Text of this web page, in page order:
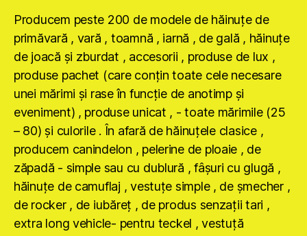
Producem peste 200 de modele de hăinuţe de
primăvară , vară , toamnă , iarnă , de gală , hăinuţe
de joacă şi zburdat , accesorii , produse de lux ,
produse pachet (care conţin toate cele necesare
unei mărimi şi rase în funcţie de anotimp şi
eveniment) , produse unicat , - toate mărimile (25
– 80) şi culorile . În afară de hăinuţele clasice ,
producem canindelon , pelerine de ploaie , de
zăpadă - simple sau cu dublură , fâşuri cu glugă ,
hăinuţe de camuflaj , vestuţe simple , de şmecher ,
de rocker , de iubăreţ , de produs senzaţii tari ,
extra long vehicle- pentru teckel , vestuţă